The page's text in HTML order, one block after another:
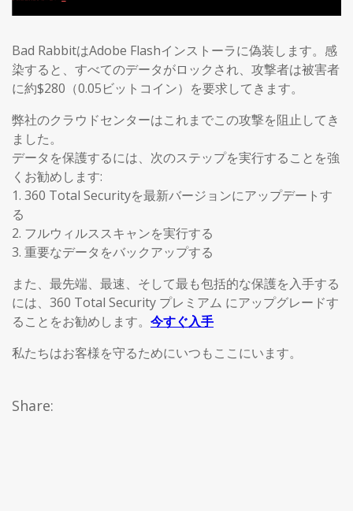
Bad RabbitはAdobe Flashインストーラに偽装します。感
染すると、すべてのデータがロックされ、攻撃者は被害者
に約$280（0.05ビットコイン）を要求してきます。
弊社のクラウドセンターはこれまでこの攻撃を阻止してき
ました。
データを保護するには、次のステップを実行することを強
くお勧めします:
1. 360 Total Securityを最新バージョンにアップデートす
る
2. フルウィルススキャンを実行する
3. 重要なデータをバックアップする
また、最先端、最速、そして最も包括的な保護を入手する
には、360 Total Security プレミアム にアップグレードす
ることをお勧めします。 今すぐ入手
私たちはお客様を守るためにいつもここにいます。
Share: